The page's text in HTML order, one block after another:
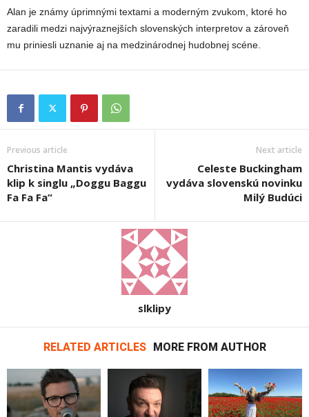
Alan je známy úprimnými textami a moderným zvukom, ktoré ho
zaradili medzi najvýraznejších slovenských interpretov a zároveň
mu priniesli uznanie aj na medzinárodnej hudobnej scéne.
Previous article
Christina Mantis vydáva
klip k singlu „Doggu Baggu
Fa Fa Fa“
Next article
Celeste Buckingham
vydáva slovenskú novinku
Milý Budúci
slklipy
RELATED ARTICLES MORE FROM AUTHOR